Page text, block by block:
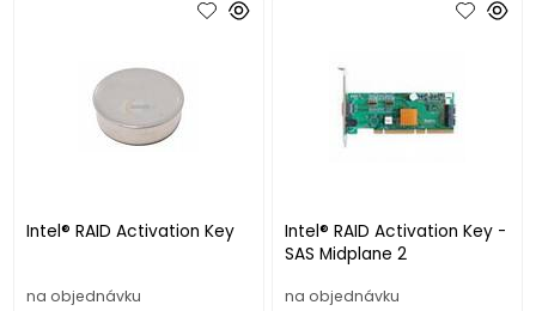
Intel® RAID Activation Key
na objednávku
Intel® RAID Activation Key -
SAS Midplane 2
na objednávku